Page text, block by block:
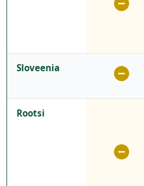
Sloveenia
Rootsi